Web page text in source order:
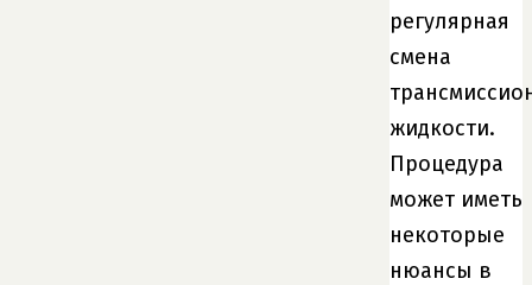
регулярная
смена
жидкости.
Процедура
может иметь
некоторые
нюансы в